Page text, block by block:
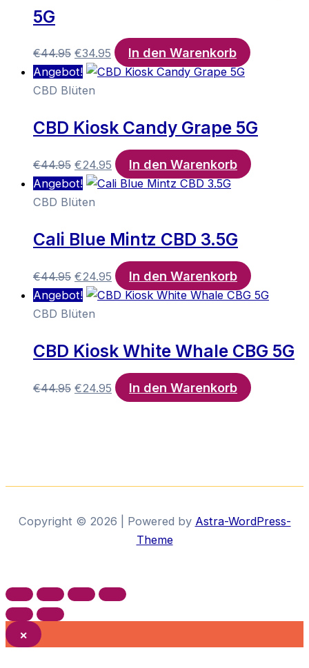
5G
€44.95 Ursprünglicher
Preis
war:
€34.95 Aktueller
Preis
In den Warenkorb
Angebot!
CBD Blüten
CBD Kiosk Candy Grape 5G
€44.95 Ursprünglicher
Preis
war:
€24.95 Aktueller
Preis
In den Warenkorb
Angebot!
CBD Blüten
Cali Blue Mintz CBD 3.5G
€44.95 Ursprünglicher
Preis
war:
€24.95 Aktueller
Preis
In den Warenkorb
Angebot!
CBD Blüten
CBD Kiosk White Whale CBG 5G
€44.95 Ursprünglicher
€24.95 Aktueller
Preis
In den Warenkorb
Copyright © 2026 | Powered by Astra-WordPress-
Theme
×